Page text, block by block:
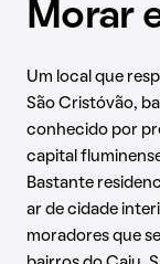
Morar
Um local que
São Cristóvão,
conhecido por
capital
Bastante
ar de cidade
moradores que